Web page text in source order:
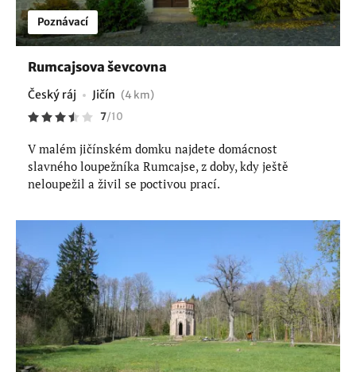
Poznávací
Rumcajsova ševcovna
Český ráj Jičín (4 km)
7/10
V malém jičínském domku najdete domácnost
slavného loupežníka Rumcajse, z doby, kdy ještě
neloupežil a živil se poctivou prací.